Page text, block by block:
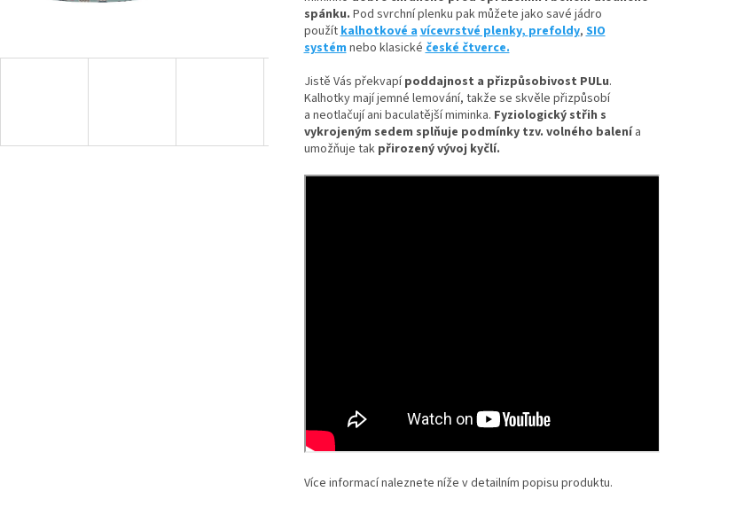
spánku. Pod svrchní plenku pak můžete jako savé jádro
použítkalhotkové avícevrstvé plenky,prefoldy,SIO
systémnebo klasickéčeské čtverce.
Jistě Vás překvapípoddajnost a přizpůsobivost PULu.
Kalhotky mají jemné lemování, takže se skvěle přizpůsobí
a neotlačují ani baculatější miminka. Fyziologický střih s
vykrojeným sedem splňuje podmínky tzv. volného balenía
umožňuje tak přirozený vývoj kyčlí.
Více informací naleznete níže v detailním popisu produktu.